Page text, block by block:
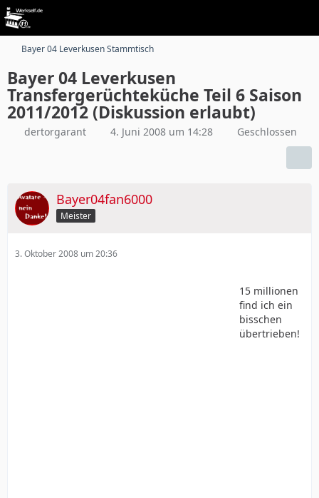
Bayer 04 Leverkusen Stammtisch
Bayer 04 Leverkusen
Transfergerüchteküche Teil 6 Saison
2011/2012 (Diskussion erlaubt)
dertorgarant 4. Juni 2008 um 14:28 Geschlossen
Bayer04fan6000
Meister
3. Oktober 2008 um 20:36
15 millionen
find ich ein
bisschen
übertrieben!